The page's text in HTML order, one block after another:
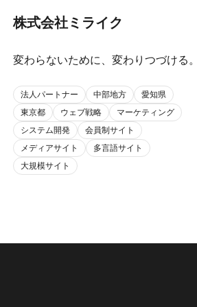
株式会社ミライク
変わらないために、変わりつづける
法人パートナー 中部地方
愛知県
東京都
ウェブ戦略
マーケティング
システム開発
会員制サイト
メディアサイト
多言語サイト
大規模サイト